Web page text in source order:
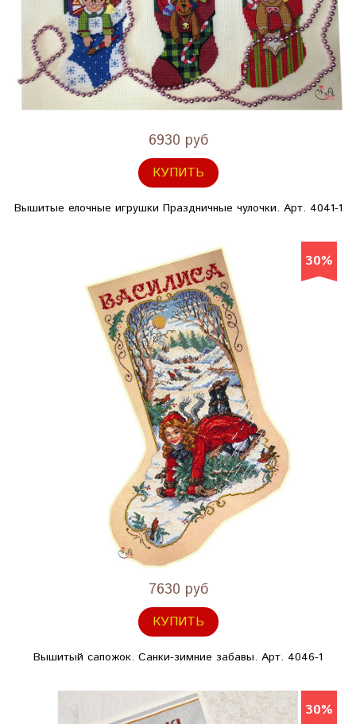
6930 руб
КУПИТЬ
Вышитые елочные игрушки Праздничные чулочки. Арт. 4041-1
30%
7630 руб
КУПИТЬ
Вышитый сапожок. Санки-зимние забавы. Арт. 4046-1
30%